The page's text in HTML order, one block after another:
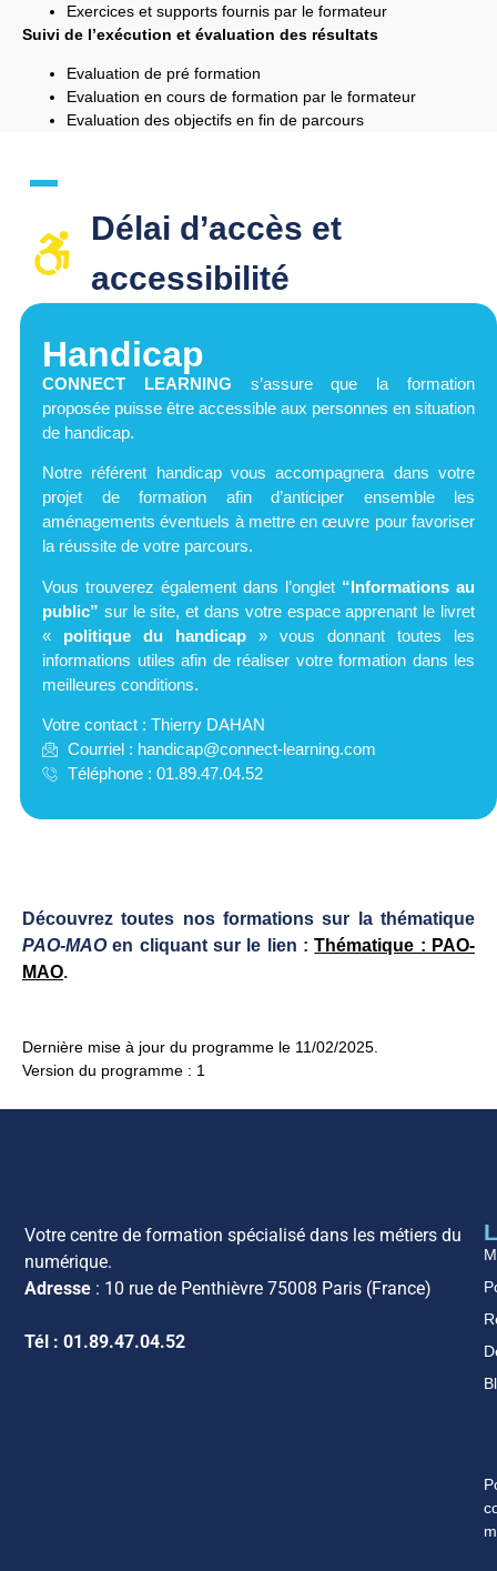
Exercices et supports fournis par le formateur
Suivi de l’exécution et évaluation des résultats
Evaluation de pré formation
Evaluation en cours de formation par le formateur
Evaluation des objectifs en fin de parcours
Délai d’accès et
accessibilité​
Handicap
CONNECT LEARNING s’assure que la formation
proposée puisse être accessible aux personnes en situation
de handicap.
Notre référent handicap vous accompagnera dans votre
projet de formation afin d’anticiper ensemble les
aménagements éventuels à mettre en œuvre pour favoriser
la réussite de votre parcours.
Vous trouverez également dans l’onglet “Informations au
public” sur le site, et dans votre espace apprenant le livret
« politique du handicap » vous donnant toutes les
informations utiles afin de réaliser votre formation dans les
meilleures conditions.
Votre contact : Thierry DAHAN
Courriel : handicap@connect-learning.com
Téléphone : 01.89.47.04.52
Découvrez toutes nos formations sur la thématique
PAO-MAOen cliquant sur le lien :Thématique : PAO-
MAO.
Dernière mise à jour du programme le 11/02/2025.
Version du programme : 1
Votre centre de formation spécialisé dans les métiers du
numérique.
Adresse : 10 rue de Penthièvre 75008 Paris (France)
Tél : 01.89.47.04.52